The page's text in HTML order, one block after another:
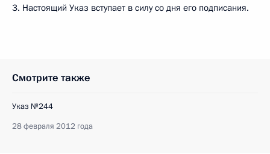
3. Настоящий Указ вступает в силу со дня его подписания.
Смотрите также
Указ №244
28 февраля 2012 года